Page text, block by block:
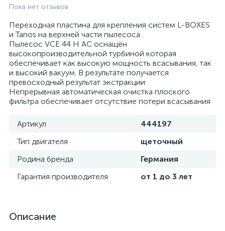
Пока нет отзывов
Переходная пластина для крепления систем L-BOXES
и Tanos на верхней части пылесоса
Пылесос VCE 44 H AC оснащён
высокопроизводительной турбиной которая
обеспечивает как высокую мощность всасывания, так
и высокий вакуум. В результате получается
превосходный результат экстракции
Непрерывная автоматическая очистка плоского
фильтра обеспечивает отсутствие потери всасывания
Артикул
444197
Тип двигателя
щеточный
Родина бренда
Германия
Гарантия производителя
от 1 до 3 лет
Описание